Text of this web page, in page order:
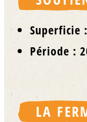
Superficie
Période :
LA